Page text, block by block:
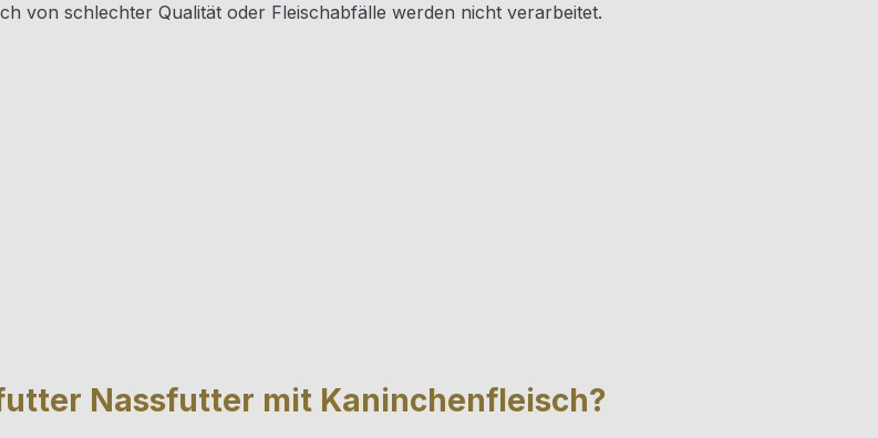
von schlechter Qualität oder Fleischabfälle werden nicht verarbeitet.
Nassfutter mit Kaninchenfleisch?